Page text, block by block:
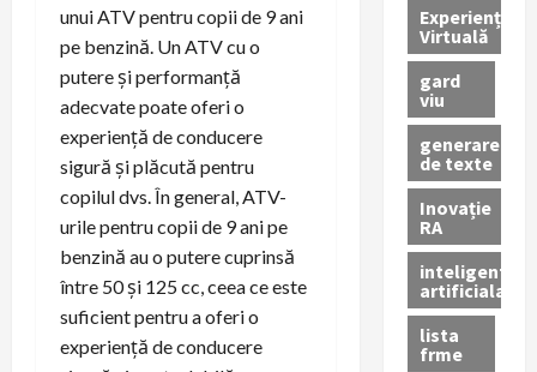
unui ATV pentru copii de 9 ani
pe benzină. Un ATV cu o
putere și performanță
adecvate poate oferi o
experiență de conducere
sigură și plăcută pentru
copilul dvs. În general, ATV-
urile pentru copii de 9 ani pe
benzină au o putere cuprinsă
între 50 și 125 cc, ceea ce este
suficient pentru a oferi o
experiență de conducere
Experiență
Virtuală
gard
viu
generare
de texte
Inovație
RA
inteligenta
artificiala
lista
frme